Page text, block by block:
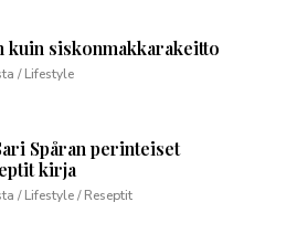
kuin siskonmakkarakeitto
/ Lifestyle
Spåran perinteiset
kirja
/ Lifestyle / Reseptit